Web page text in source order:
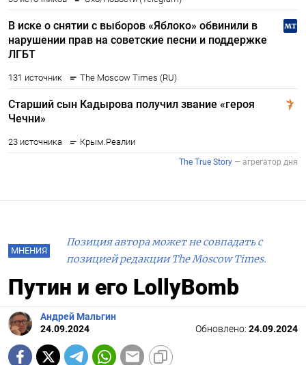
МНЕНИЯ
Позиция автора может не совпадать с
позицией редакции The Moscow Times.
Путин и его LollyBomb
Андрей Мальгин
24.09.2024
Обновлено: 24.09.2024